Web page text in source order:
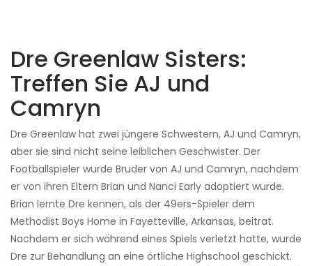
Dre Greenlaw Sisters:
Treffen Sie AJ ​​und
Camryn
Dre Greenlaw hat zwei jüngere Schwestern, AJ und Camryn,
aber sie sind nicht seine leiblichen Geschwister. Der
Footballspieler wurde Bruder von AJ und Camryn, nachdem
er von ihren Eltern Brian und Nanci Early adoptiert wurde.
Brian lernte Dre kennen, als der 49ers-Spieler dem
Methodist Boys Home in Fayetteville, Arkansas, beitrat.
Nachdem er sich während eines Spiels verletzt hatte, wurde
Dre zur Behandlung an eine örtliche Highschool geschickt.